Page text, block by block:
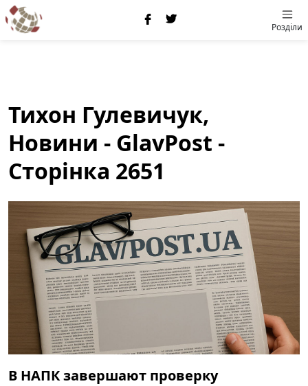
Розділи
Тихон Гулевичук,
Новини - GlavPost -
Сторінка 2651
В НАПК завершают проверку